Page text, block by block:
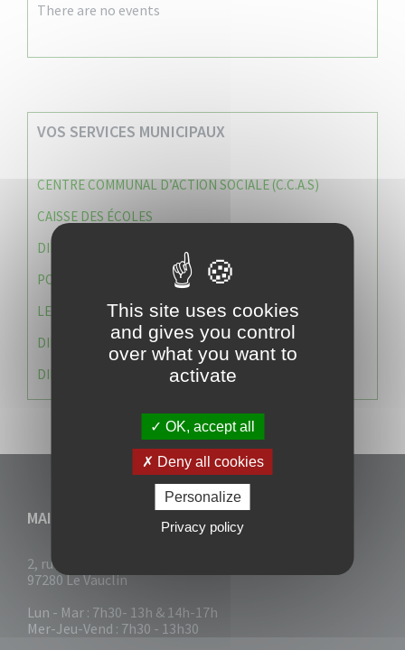
There are no events
VOS SERVICES MUNICIPAUX
CENTRE COMMUNAL D’ACTION SOCIALE (C.C.A.S)
CAISSE DES ÉCOLES
DIRECTION DES SERVICES TECHNIQUES
POLICE MUNICIPALE
LE CABINET DU MAIRE
DIRECTION DES RESSOURCES ET MOYENS
DIRECTION DU DEVELLOPPEMENT URBAIN DURABL
MAIRIE DU VAUCLIN
2, rue Collignon
97280 Le Vauclin
Lun - Mar : 7h30- 13h & 14h-17h
Mer-Jeu-Vend : 7h30 - 13h30
This site uses cookies
and gives you control
over what you want to
activate
OK, accept all
Deny all cookies
Personalize
Privacy policy